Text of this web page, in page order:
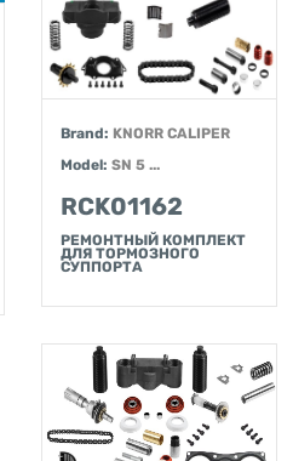
Brand: KNORR CALIPER
Model: SN 5 ...
RCK01162
РЕМОНТНЫЙ КОМПЛЕКТ
ДЛЯ ТОРМОЗНОГО
СУППОРТА